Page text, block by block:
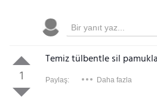
1
Temiz tülbentle sil
Paylaş: Daha fazla